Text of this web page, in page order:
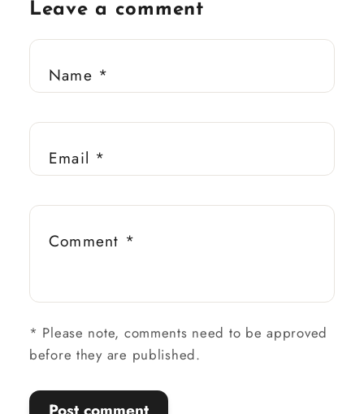
Leave a comment
Name *
Email *
Comment *
* Please note, comments need to be approved
before they are published.